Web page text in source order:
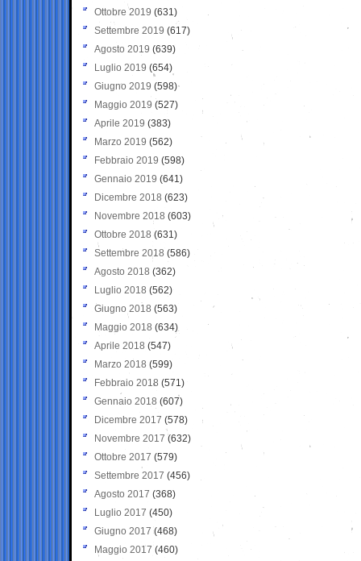
Ottobre 2019 (631)
Settembre 2019 (617)
Agosto 2019 (639)
Luglio 2019 (654)
Giugno 2019 (598)
Maggio 2019 (527)
Aprile 2019 (383)
Marzo 2019 (562)
Febbraio 2019 (598)
Gennaio 2019 (641)
Dicembre 2018 (623)
Novembre 2018 (603)
Ottobre 2018 (631)
Settembre 2018 (586)
Agosto 2018 (362)
Luglio 2018 (562)
Giugno 2018 (563)
Maggio 2018 (634)
Aprile 2018 (547)
Marzo 2018 (599)
Febbraio 2018 (571)
Gennaio 2018 (607)
Dicembre 2017 (578)
Novembre 2017 (632)
Ottobre 2017 (579)
Settembre 2017 (456)
Agosto 2017 (368)
Luglio 2017 (450)
Giugno 2017 (468)
Maggio 2017 (460)